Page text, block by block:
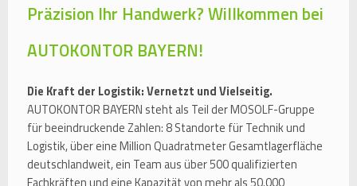
Präzision Ihr Handwerk? Willkommen bei
AUTOKONTOR BAYERN!
Die Kraft der Logistik: Vernetzt und Vielseitig.
AUTOKONTOR BAYERN steht als Teil der MOSOLF-Gruppe
für beeindruckende Zahlen: 8 Standorte für Technik und
Logistik, über eine Million Quadratmeter Gesamtlagerfläche
deutschlandweit, ein Team aus über 500 qualifizierten